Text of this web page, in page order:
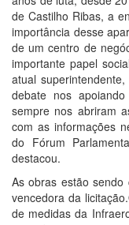
de Castilho Ribas, a
importância desse
de um centro de
importante papel
atual
debate nos
sempre nos abriram
com as informações
do Fórum
destacou.
As obras estão sendo
vencedora da
de medidas da